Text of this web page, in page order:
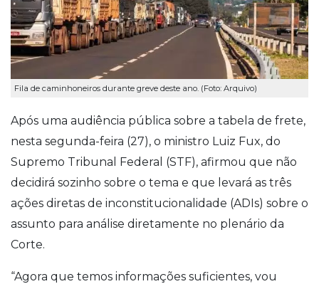
Fila de caminhoneiros durante greve deste ano. (Foto: Arquivo)
Após uma audiência pública sobre a tabela de frete,
nesta segunda-feira (27), o ministro Luiz Fux, do
Supremo Tribunal Federal (STF), afirmou que não
decidirá sozinho sobre o tema e que levará as três
ações diretas de inconstitucionalidade (ADIs) sobre o
assunto para análise diretamente no plenário da
Corte.
“Agora que temos informações suficientes, vou